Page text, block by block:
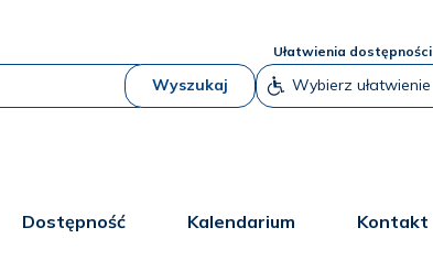
Wyszukaj
Ułatwienia dostępności
Dostępność Kalendarium Kontakt